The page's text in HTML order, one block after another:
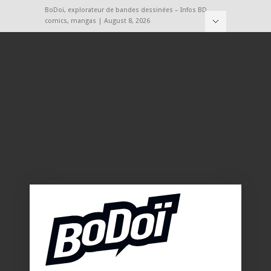
BoDoï, explorateur de bandes dessinées – Infos BD,
comics, mangas | August 8, 2026